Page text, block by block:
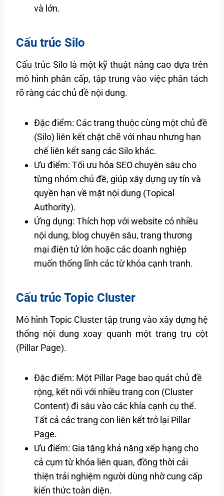
và lớn.
Cấu trúc Silo
Cấu trúc Silo là một kỹ thuật nâng cao dựa trên
mô hình phân cấp, tập trung vào việc phân tách
rõ ràng các chủ đề nội dung.
Đặc điểm: Các trang thuộc cùng một chủ đề
(Silo) liên kết chặt chẽ với nhau nhưng hạn
chế liên kết sang các Silo khác.
Ưu điểm: Tối ưu hóa SEO chuyên sâu cho
từng nhóm chủ đề, giúp xây dựng uy tín và
quyền hạn về mặt nội dung (Topical
Authority).
Ứng dụng: Thích hợp với website có nhiều
nội dung, blog chuyên sâu, trang thương
mại điện tử lớn hoặc các doanh nghiệp
muốn thống lĩnh các từ khóa cạnh tranh.
Cấu trúc Topic Cluster
Mô hình Topic Cluster tập trung vào xây dựng hệ
thống nội dung xoay quanh một trang trụ cột
(Pillar Page).
Đặc điểm: Một Pillar Page bao quát chủ đề
rộng, kết nối với nhiều trang con (Cluster
Content) đi sâu vào các khía cạnh cụ thể.
Tất cả các trang con liên kết trở lại Pillar
Page.
Ưu điểm: Gia tăng khả năng xếp hạng cho
cả cụm từ khóa liên quan, đồng thời cải
thiện trải nghiệm người dùng nhờ cung cấp
kiến thức toàn diện.